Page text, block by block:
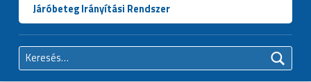
Járóbeteg Irányítási Rendszer
Keresés: